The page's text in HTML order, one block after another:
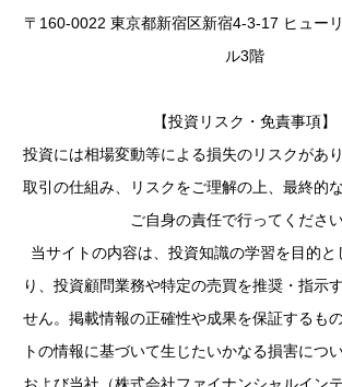
〒160-0022 東京都新宿区新宿4-3-17 ヒュー
ル3階
【投資リスク・免責事項】
投資には相場変動等による損失のリスクがあ
取引の仕組み、リスクをご理解の上、最終的
ご自身の責任で行ってください
当サイトの内容は、投資知識の学習を目的と
り、投資顧問業務や特定の売買を推奨・指示
せん。掲載情報の正確性や成果を保証するも
トの情報に基づいて生じたいかなる損害につ